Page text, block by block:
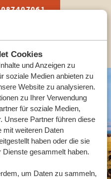
Cookies
und Anzeigen zu
soziale Medien anbieten zu
Website zu analysieren.
zu Ihrer Verwendung
für soziale Medien,
Unsere Partner führen diese
mit weiteren Daten
haben oder die sie
gesammelt haben.
um Daten zu sammeln,